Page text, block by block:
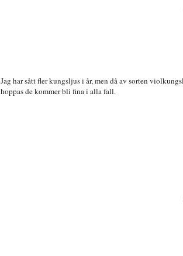
Jag har sått fler kungsljus i år, men då av sorten
hoppas de kommer bli fina i alla fall.